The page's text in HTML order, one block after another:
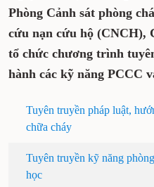
Phòng Cảnh sát phòng
cứu nạn cứu hộ (CNCH),
tổ chức chương trình
hành các kỹ năng PCCC
Tuyên truyền pháp luật,
chữa cháy
Tuyên truyền kỹ năng
học